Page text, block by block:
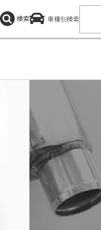
検索 車種別検索